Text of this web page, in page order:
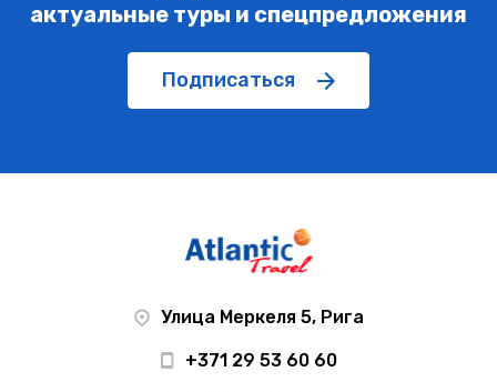
актуальные туры и спецпредложения
Подписаться
Улица Меркеля 5, Рига
+371 29 53 60 60